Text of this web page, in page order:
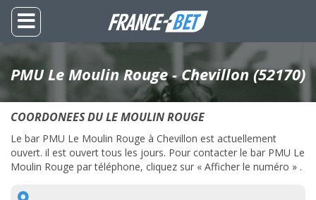
PMU Le Moulin Rouge - Chevillon (52170)
COORDONEES DU LE MOULIN ROUGE
Le bar PMU Le Moulin Rouge à Chevillon est actuellement
ouvert. il est ouvert tous les jours. Pour contacter le bar PMU Le
Moulin Rouge par téléphone, cliquez sur « Afficher le numéro » .